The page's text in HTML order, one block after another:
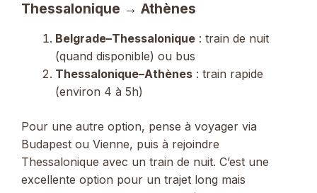
Thessalonique → Athènes
Belgrade–Thessalonique : train de nuit
(quand disponible) ou bus
Thessalonique–Athènes : train rapide
(environ 4 à 5h)
Pour une autre option, pense à voyager via
Budapest ou Vienne, puis à rejoindre
Thessalonique avec un train de nuit. C’est une
excellente option pour un trajet long mais